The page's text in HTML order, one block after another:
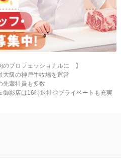
のプロフェッショナルに 】
級の神戸牛牧場を運営
輩社員も多数
影店は16時退社◎プライベートも充実